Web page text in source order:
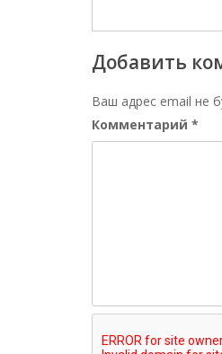
Добавить
Ваш адрес email не
Комментарий *